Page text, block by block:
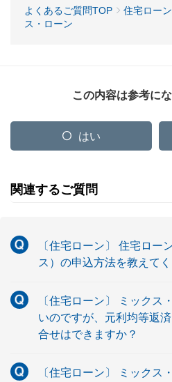
よくあるご質問TOP 住宅ローン
ス・ローン
この内容は参考に
はい
関連するご質問
〔住宅ローン〕 住宅ロー
ス）の申込方法を教えてく
〔住宅ローン〕 ミックス
いのですが、元利均等返
合せはできますか？
〔住宅ローン〕 ミックス